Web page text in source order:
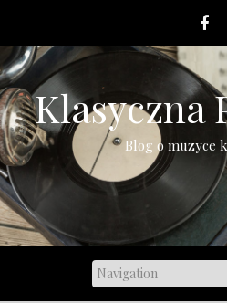
content
Klasyczna
Blog o muzyce